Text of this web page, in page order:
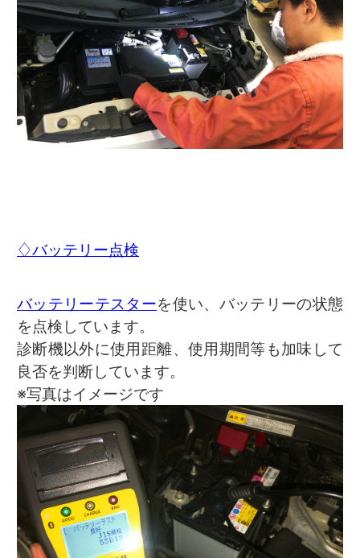
♢バッテリー点検
バッテリーテスターを使い、バッテリーの状態
を点検しています。
診断機以外に使用距離、使用期間等も加味して
良否を判断しています。
※写真はイメージです